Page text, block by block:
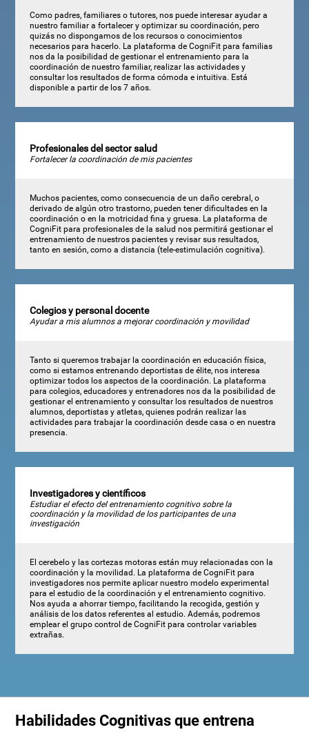
Como padres, familiares o tutores, nos puede interesar ayudar a
nuestro familiar a fortalecer y optimizar su coordinación, pero
quizás no dispongamos de los recursos o conocimientos
necesarios para hacerlo. La plataforma de CogniFit para familias
nos da la posibilidad de gestionar el entrenamiento para la
coordinación de nuestro familiar, realizar las actividades y
consultar los resultados de forma cómoda e intuitiva. Está
disponible a partir de los 7 años.
Profesionales del sector salud
Fortalecer la coordinación de mis pacientes
Muchos pacientes, como consecuencia de un daño cerebral, o
derivado de algún otro trastorno, pueden tener dificultades en la
coordinación o en la motricidad fina y gruesa. La plataforma de
CogniFit para profesionales de la salud nos permitirá gestionar el
entrenamiento de nuestros pacientes y revisar sus resultados,
tanto en sesión, como a distancia (tele-estimulación cognitiva).
Colegios y personal docente
Ayudar a mis alumnos a mejorar coordinación y movilidad
Tanto si queremos trabajar la coordinación en educación física,
como si estamos entrenando deportistas de élite, nos interesa
optimizar todos los aspectos de la coordinación. La plataforma
para colegios, educadores y entrenadores nos da la posibilidad de
gestionar el entrenamiento y consultar los resultados de nuestros
alumnos, deportistas y atletas, quienes podrán realizar las
actividades para trabajar la coordinación desde casa o en nuestra
presencia.
Investigadores y científicos
Estudiar el efecto del entrenamiento cognitivo sobre la
coordinación y la movilidad de los participantes de una
investigación
El cerebelo y las cortezas motoras están muy relacionadas con la
coordinación y la movilidad. La plataforma de CogniFit para
investigadores nos permite aplicar nuestro modelo experimental
para el estudio de la coordinación y el entrenamiento cognitivo.
Nos ayuda a ahorrar tiempo, facilitando la recogida, gestión y
análisis de los datos referentes al estudio. Además, podremos
emplear el grupo control de CogniFit para controlar variables
extrañas.
Habilidades Cognitivas que entrena